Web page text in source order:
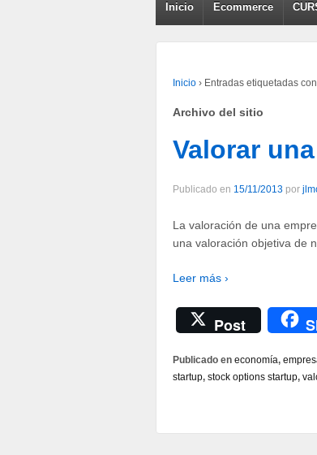
Inicio Ecommerce
Inicio › Entradas etiquetadas
Archivo del sitio
Valorar
Publicado en 15/11/2013 por
La valoración de una
una valoración objetiva de
Leer más ›
Post
Publicado en economía,
startup, stock options startup,